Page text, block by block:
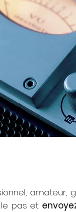
le pas et